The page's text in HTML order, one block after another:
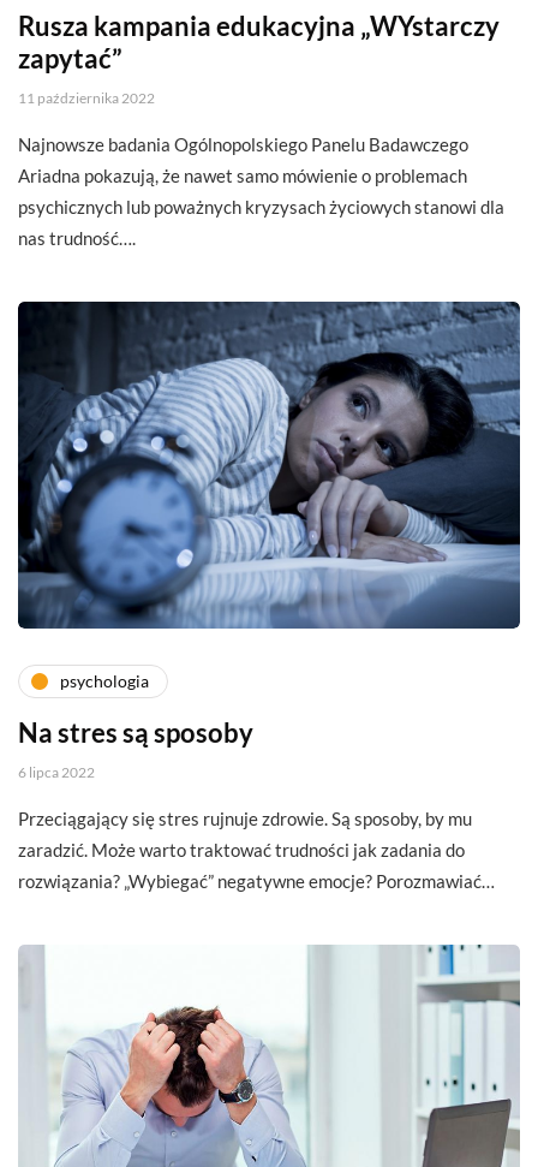
Rusza kampania edukacyjna „WYstarczy
zapytać”
11 października 2022
Najnowsze badania Ogólnopolskiego Panelu Badawczego
Ariadna pokazują, że nawet samo mówienie o problemach
psychicznych lub poważnych kryzysach życiowych stanowi dla
nas trudność….
psychologia
Na stres są sposoby
6 lipca 2022
Przeciągający się stres rujnuje zdrowie. Są sposoby, by mu
zaradzić. Może warto traktować trudności jak zadania do
rozwiązania? „Wybiegać” negatywne emocje? Porozmawiać…